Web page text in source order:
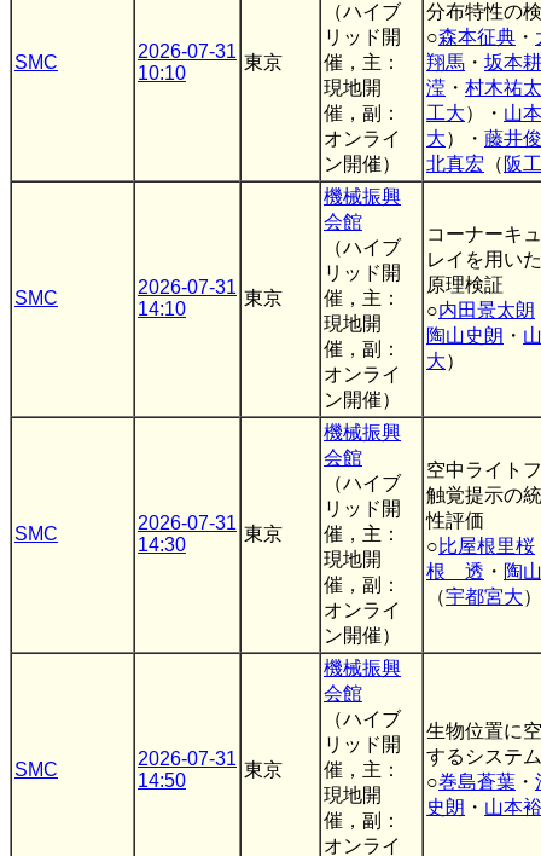
SMC
2026-07-31
10:10
東京
（ハイブ
リッド開
催，主：
現地開
催，副：
オンライ
ン開催）
分布特性の
○森本征典 ・
翔馬 ・ 坂本
滢 ・ 村木祐太
工大）・ 山
大）・ 藤井
北真宏 （ 阪
SMC
2026-07-31
14:10
東京
機械振興
会館
（ハイブ
リッド開
催，主：
現地開
催，副：
オンライ
ン開催）
コーナーキ
レイを用い
原理検証
○内田景太朗
陶山史朗 ・
大）
SMC
2026-07-31
14:30
東京
機械振興
会館
（ハイブ
リッド開
催，主：
現地開
催，副：
オンライ
ン開催）
空中ライト
触覚提示の
性評価
○比屋根里桜
根 透 ・ 陶
（宇都宮大）
SMC
2026-07-31
14:50
東京
機械振興
会館
（ハイブ
リッド開
催，主：
現地開
催，副：
オンライ
生物位置に
するシステ
○巻島蒼葉 ・
史朗 ・ 山本